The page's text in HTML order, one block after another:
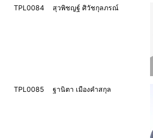
TPL0084 สุวพิชญฐ์ ศิวัชกุลภรณ์
TPL0085 ฐานิตา เมืองคำสกุล